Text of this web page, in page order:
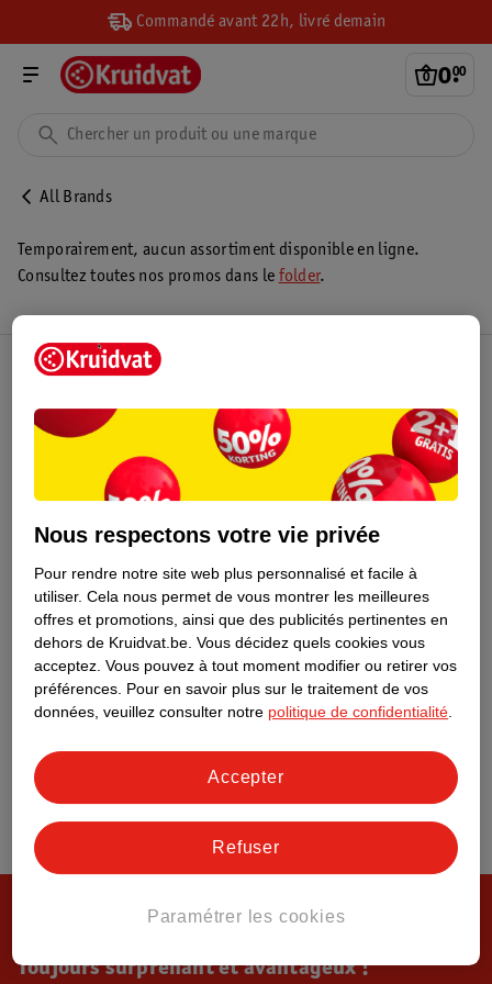
Commandé avant 22h, livré demain
0.
00
All Brands
Temporairement, aucun assortiment disponible en ligne.
Consultez toutes nos promos dans le folder.
Toujours surprenant et avantageux !
Nous respectons votre vie privée
Pour rendre notre site web plus personnalisé et facile à
utiliser. Cela nous permet de vous montrer les meilleures
offres et promotions, ainsi que des publicités pertinentes en
dehors de Kruidvat.be. Vous décidez quels cookies vous
acceptez. Vous pouvez à tout moment modifier ou retirer vos
préférences. Pour en savoir plus sur le traitement de vos
données, veuillez consulter notre politique de confidentialité
Paramétrer les cookies
Refuser
Accepter